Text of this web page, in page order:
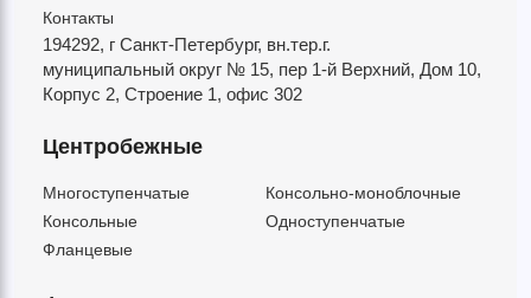
Контакты
194292, г Санкт-Петербург, вн.тер.г.
муниципальный округ № 15, пер 1-й Верхний, Дом 10,
Корпус 2, Строение 1, офис 302
Центробежные
Многоступенчатые
Консольно-моноблочные
Консольные
Одноступенчатые
Фланцевые